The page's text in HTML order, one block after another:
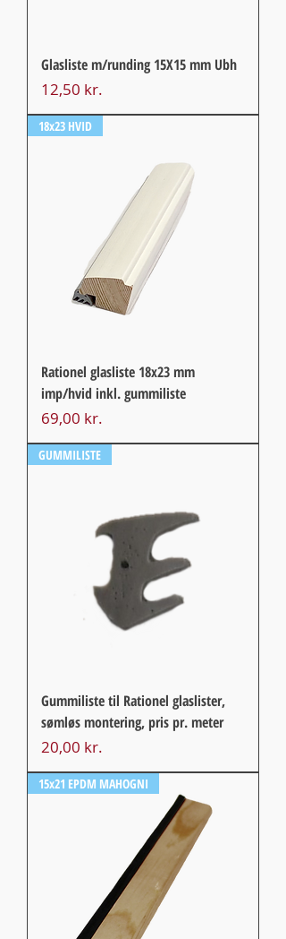
Glasliste m/runding 15X15 mm Ubh
Pris
12,50 kr.
18x23 HVID
Rationel glasliste 18x23 mm
imp/hvid inkl. gummiliste
Pris
69,00 kr.
GUMMILISTE
Gummiliste til Rationel glaslister,
sømløs montering, pris pr. meter
Pris
20,00 kr.
15x21 EPDM MAHOGNI